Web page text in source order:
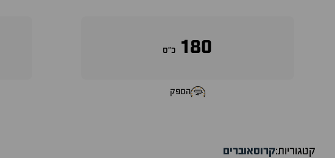
180 כ״ס
הספק
קטגוריות:קרוסאוברים